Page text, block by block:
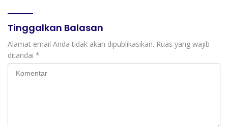
Tinggalkan Balasan
Alamat email Anda tidak akan dipublikasikan. Ruas yang wajib
ditandai *